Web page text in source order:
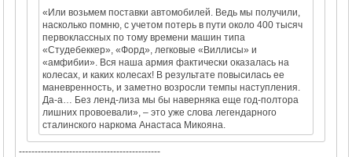
«Или возьмем поставки автомобилей. Ведь мы получили,
насколько помню, с учетом потерь в пути около 400 тысяч
первоклассных по тому времени машин типа
«Студебеккер», «Форд», легковые «Виллисы» и
«амфибии». Вся наша армия фактически оказалась на
колесах, и каких колесах! В результате повысилась ее
маневренность, и заметно возросли темпы наступления.
Да-а… Без ленд-лиза мы бы наверняка еще год-полтора
лишних провоевали», – это уже слова легендарного
сталинского наркома Анастаса Микояна.
---------------------------------------------